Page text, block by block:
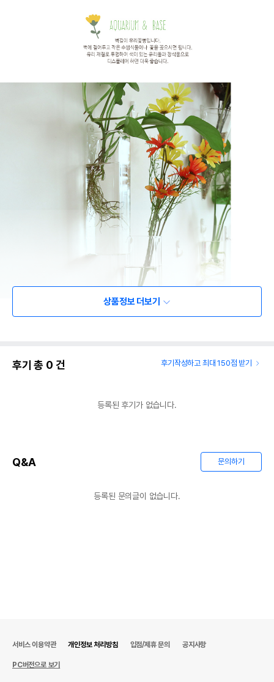
상품정보 더보기
후기 총 0 건 후기작성하고 최대 150점 받기
등록된 후기가 없습니다.
Q&A 문의하기
등록된 문의글이 없습니다.
서비스 이용약관 개인정보 처리방침 입점/제휴 문의 공지사항
PC버전으로 보기